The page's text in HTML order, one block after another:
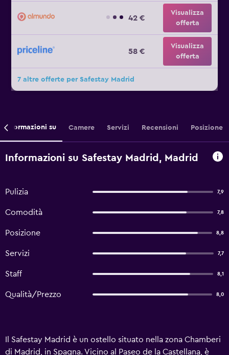
42 €
Visualizza
offerta
58 €
Visualizza
offerta
7 altre offerte per Safestay Madrid
Informazioni su Camere Servizi Recensioni Posizione
Informazioni su Safestay Madrid, Madrid
Pulizia 7,9
Comodità 7,8
Posizione 8,8
Servizi 7,7
Staff 8,1
Qualità/Prezzo 8,0
Il Safestay Madrid è un ostello situato nella zona Chamberi
di Madrid, in Spagna. Vicino al Paseo de la Castellana, è